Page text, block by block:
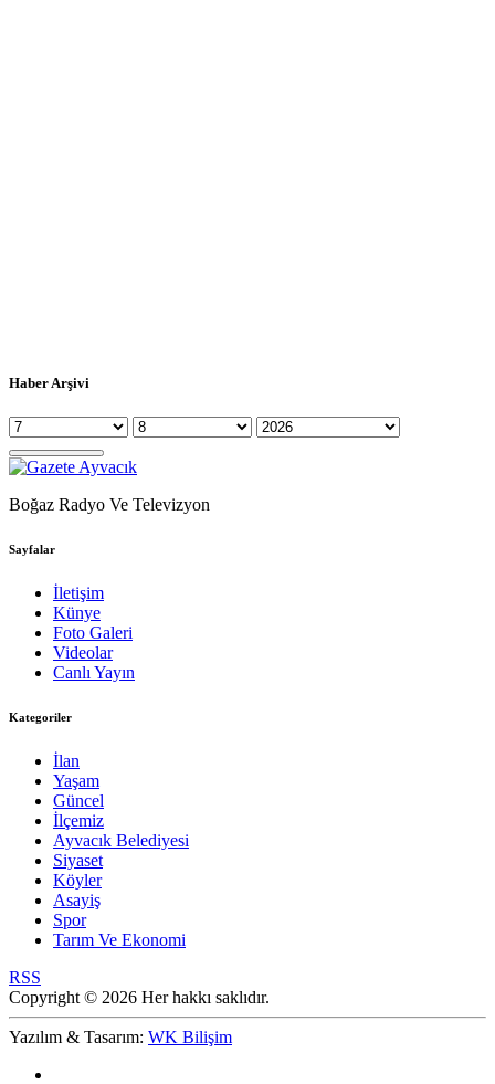
Haber Arşivi
Boğaz Radyo Ve Televizyon
Sayfalar
İletişim
Künye
Foto Galeri
Videolar
Canlı Yayın
Kategoriler
İlan
Yaşam
Güncel
İlçemiz
Ayvacık Belediyesi
Siyaset
Köyler
Asayiş
Spor
Tarım Ve Ekonomi
RSS
Copyright © 2026 Her hakkı saklıdır.
Yazılım & Tasarım: WK Bilişim